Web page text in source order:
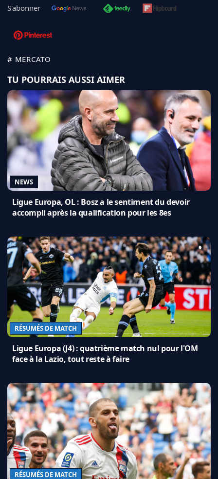
S'abonner
# MERCATO
TU POURRAIS AUSSI AIMER
NEWS
Ligue Europa, OL : Bosz a le sentiment du devoir
accompli après la qualification pour les 8es
RÉSUMÉS DE MATCH
Ligue Europa (J4) : quatrième match nul pour l'OM
face à la Lazio, tout reste à faire
RÉSUMÉS DE MATCH